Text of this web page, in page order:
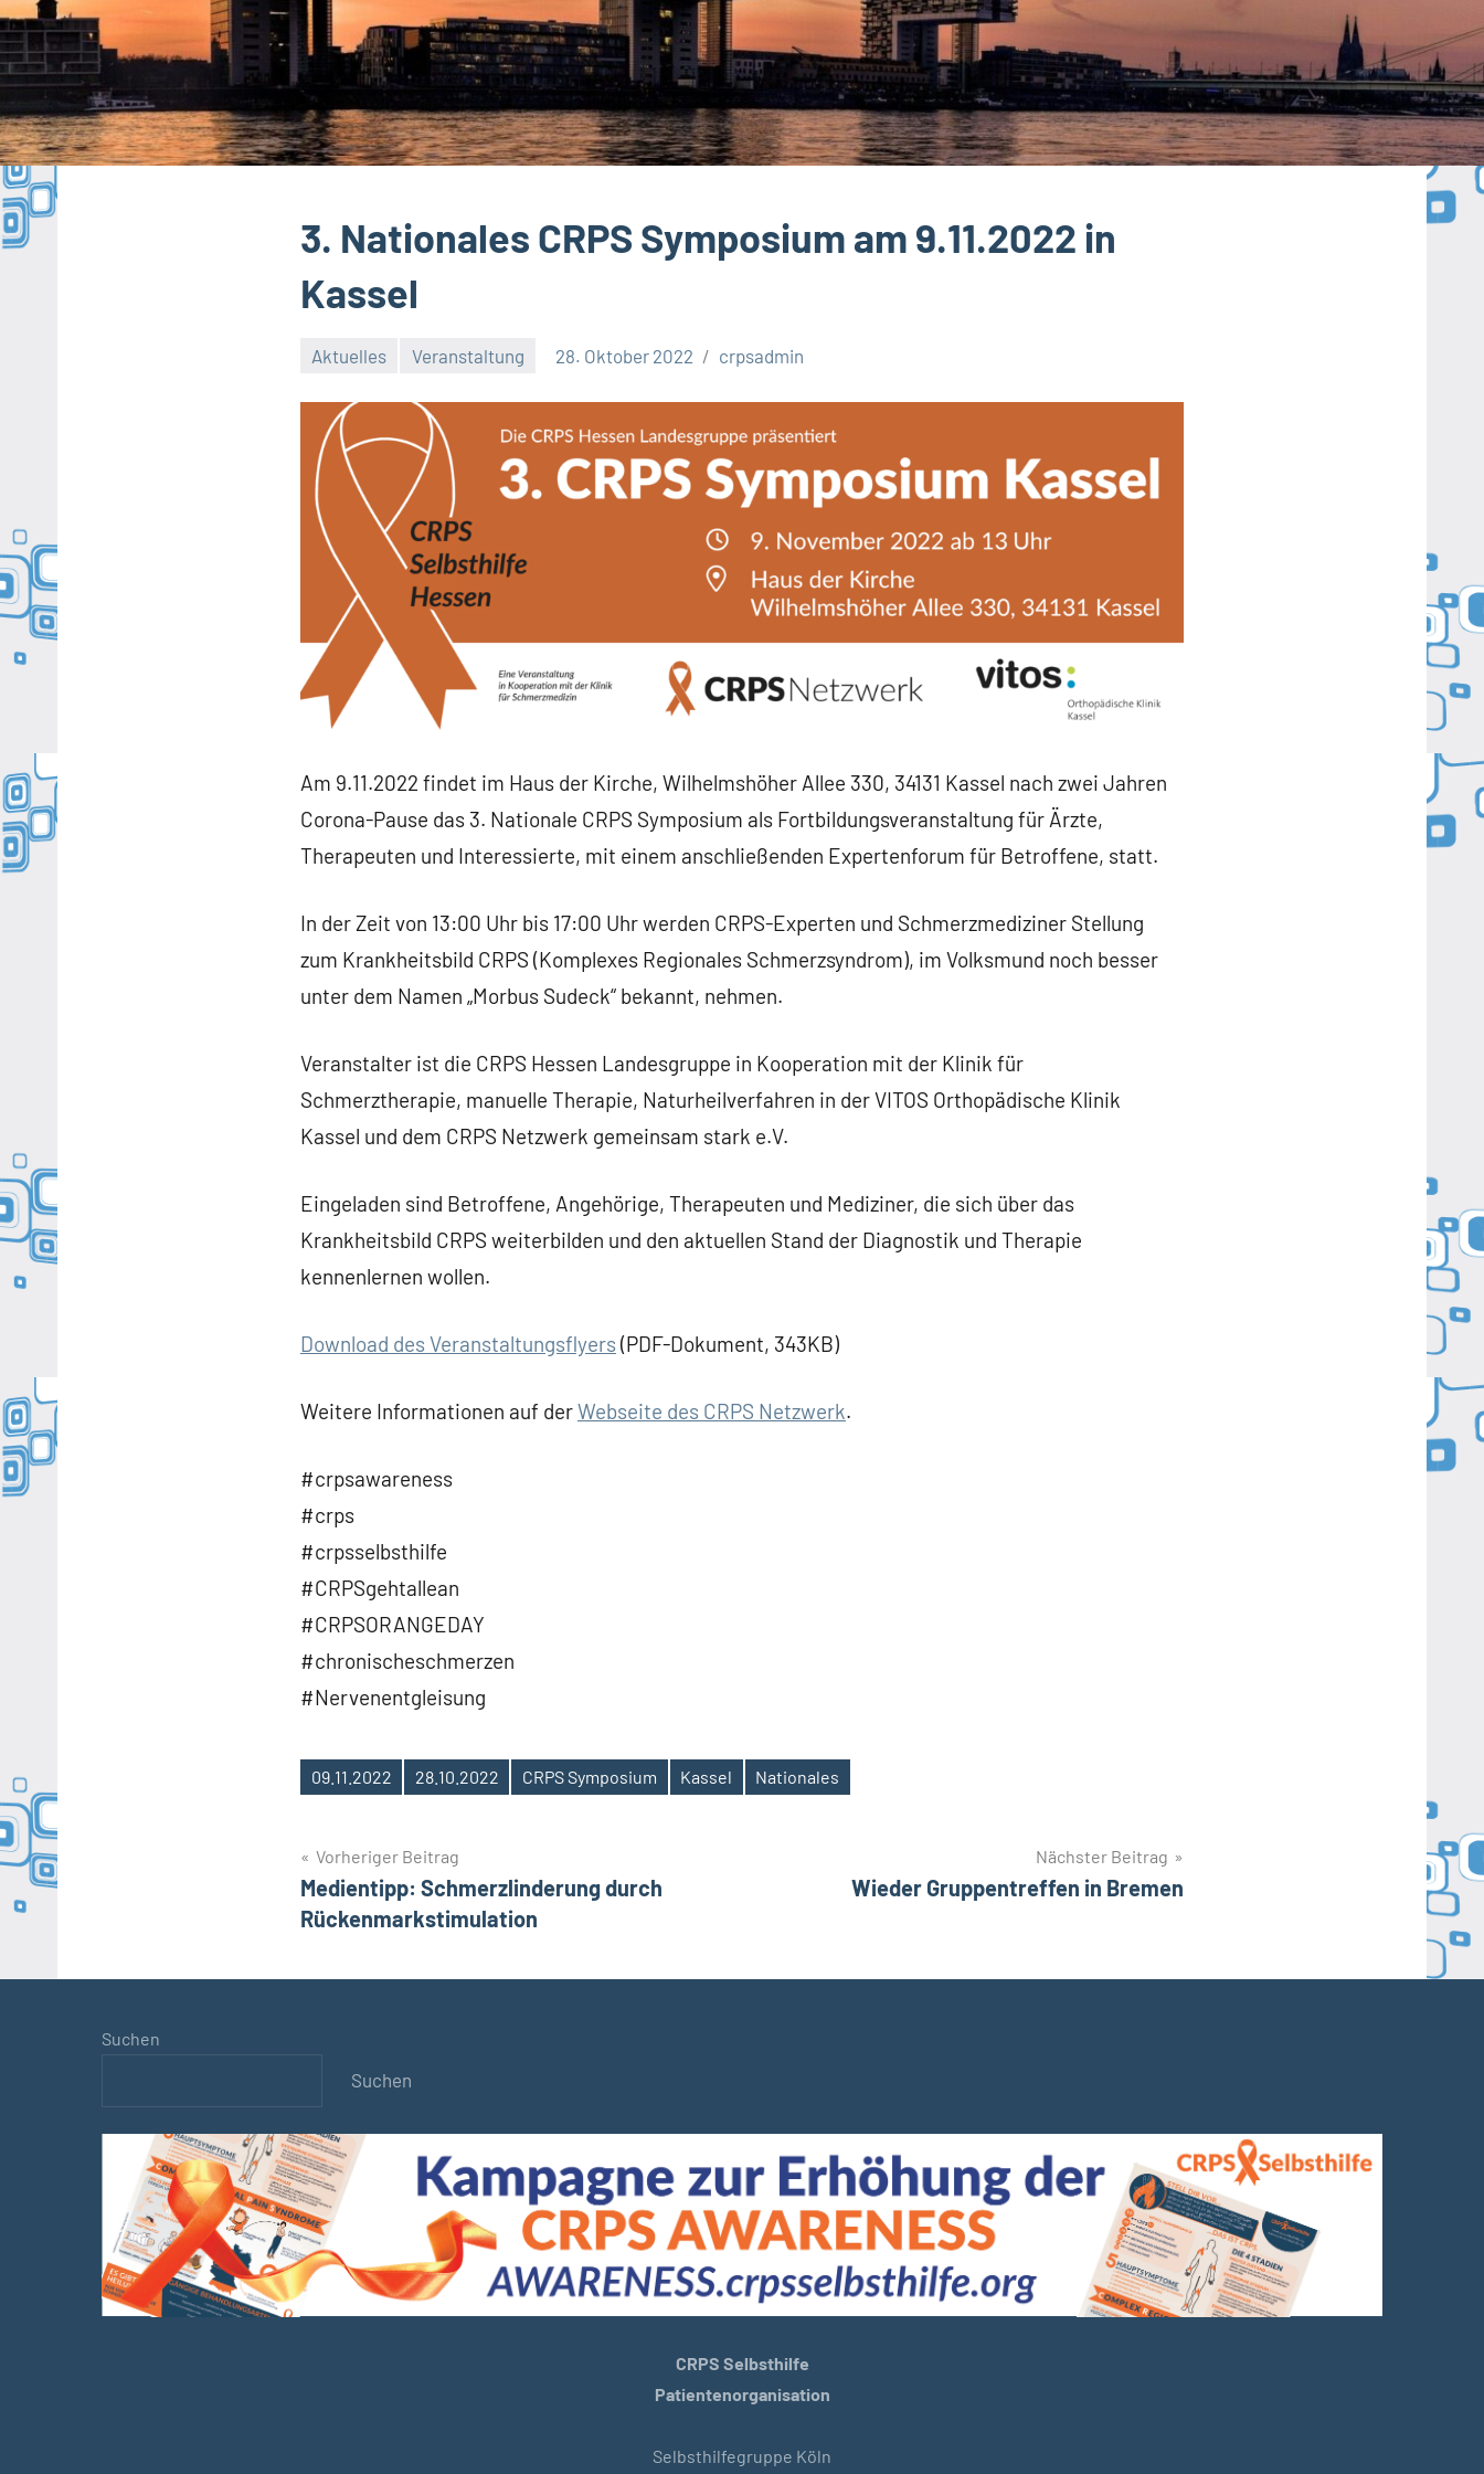
3. Nationales CRPS Symposium am 9.11.2022 in
Kassel
Aktuelles Veranstaltung 28. Oktober 2022 crpsadmin
Am 9.11.2022 findet im Haus der Kirche, Wilhelmshöher Allee 330, 34131 Kassel nach zwei Jahren
Corona-Pause das 3. Nationale CRPS Symposium als Fortbildungsveranstaltung für Ärzte,
Therapeuten und Interessierte, mit einem anschließenden Expertenforum für Betroffene, statt.
In der Zeit von 13:00 Uhr bis 17:00 Uhr werden CRPS-Experten und Schmerzmediziner Stellung
zum Krankheitsbild CRPS (Komplexes Regionales Schmerzsyndrom), im Volksmund noch besser
unter dem Namen „Morbus Sudeck“ bekannt, nehmen.
Veranstalter ist die CRPS Hessen Landesgruppe in Kooperation mit der Klinik für
Schmerztherapie, manuelle Therapie, Naturheilverfahren in der VITOS Orthopädische Klinik
Kassel und dem CRPS Netzwerk gemeinsam stark e.V.
Eingeladen sind Betroffene, Angehörige, Therapeuten und Mediziner, die sich über das
Krankheitsbild CRPS weiterbilden und den aktuellen Stand der Diagnostik und Therapie
kennenlernen wollen.
Download des Veranstaltungsflyers (PDF-Dokument, 343KB)
Weitere Informationen auf derWebseite des CRPS Netzwerk.
#crpsawareness
#crps
#crpsselbsthilfe
#CRPSgehtallean
#CRPSORANGEDAY
#chronischeschmerzen
#Nervenentgleisung
Schlagwörter
09.11.2022 28.10.2022 CRPS Symposium Kassel Nationales
Beitragsnavigation
Vorheriger Beitrag
Medientipp: Schmerzlinderung durch
Rückenmarkstimulation
Nächster Beitrag
Wieder Gruppentreffen in Bremen
Suchen
Suchen
CRPS Selbsthilfe
Patientenorganisation
Selbsthilfegruppe Köln